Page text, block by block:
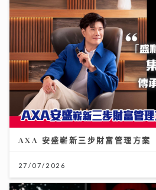
AXA 安盛嶄新三步財富管理方
27/07/2026